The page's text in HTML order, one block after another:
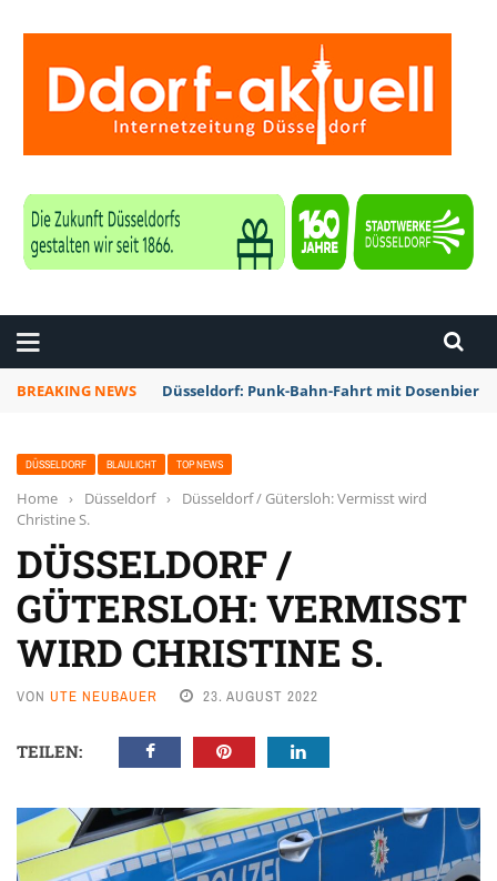
BREAKING NEWS Düsseldorf: Punk-Bahn-Fahrt mit Dosenbier
DÜSSELDORF BLAULICHT TOP NEWS
Home › Düsseldorf ›
Düsseldorf / Gütersloh: Vermisst wird
Christine S.
DÜSSELDORF /
GÜTERSLOH: VERMISST
WIRD CHRISTINE S.
VON UTE NEUBAUER 23. AUGUST 2022
TEILEN: